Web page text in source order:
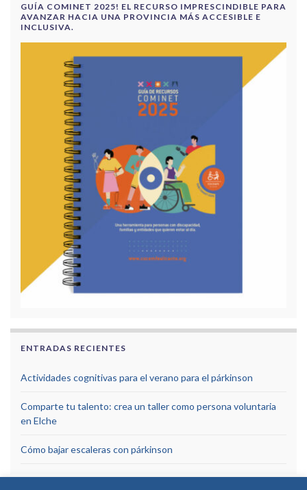
GUÍA COMINET 2025! EL RECURSO IMPRESCINDIBLE PARA
AVANZAR HACIA UNA PROVINCIA MÁS ACCESIBLE E
INCLUSIVA.
ENTRADAS RECIENTES
Actividades cognitivas para el verano para el párkinson
Comparte tu talento: crea un taller como persona voluntaria
en Elche
Cómo bajar escaleras con párkinson